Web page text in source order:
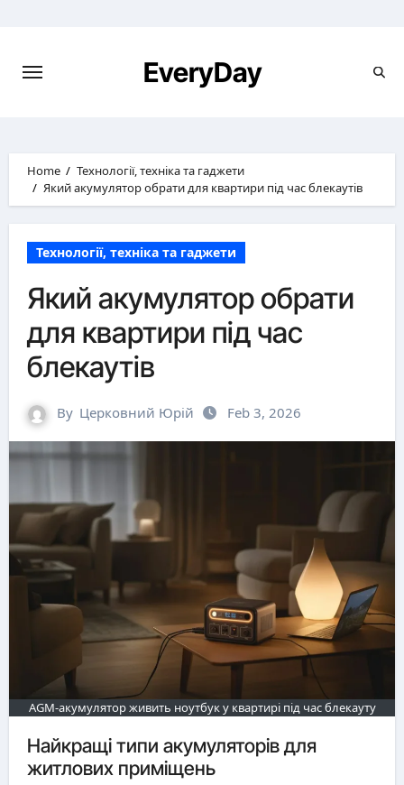
EveryDay
Home
Технології, техніка та гаджети
Який акумулятор обрати для квартири під час блекаутів
Технології, техніка та гаджети
Який акумулятор обрати
для квартири під час
блекаутів
By Церковний Юрій Feb 3, 2026
AGM-акумулятор живить ноутбук у квартирі під час блекауту
Найкращі типи акумуляторів для
житлових приміщень